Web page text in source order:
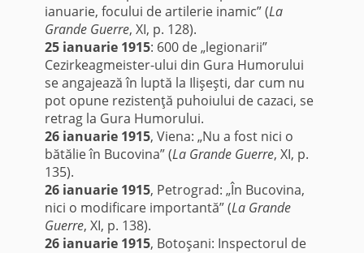
ianuarie, focului de artilerie inamic” (La
Grande Guerre, XI, p. 128).
25 ianuarie 1915: 600 de „legionarii”
Cezirkeagmeister-ului din Gura Humorului
se angajează în luptă la Ilişeşti, dar cum nu
pot opune rezistenţă puhoiului de cazaci, se
retrag la Gura Humorului.
26 ianuarie 1915, Viena: „Nu a fost nici o
bătălie în Bucovina” (La Grande Guerre, XI, p.
135).
26 ianuarie 1915, Petrograd: „În Bucovina,
nici o modificare importantă” (La Grande
Guerre, XI, p. 138).
26 ianuarie 1915, Botoşani: Inspectorul de